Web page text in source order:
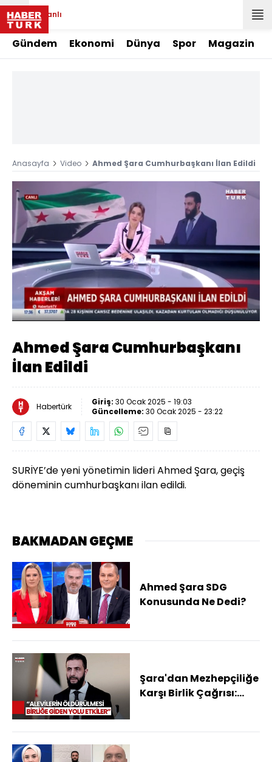
Canlı
Gündem Ekonomi Dünya Spor Magazin
Anasayfa Video Ahmed Şara Cumhurbaşkanı İlan Edildi
Sesi
Aç
Yüklendi:
37.91%
Oynatma
Hızı
Ahmed Şara Cumhurbaşkanı
İlan Edildi
Habertürk Giriş: 30 Ocak 2025 - 19:03
Güncelleme: 30 Ocak 2025 - 23:22
SURİYE’de yeni yönetimin lideri Ahmed Şara, geçiş
döneminin cumhurbaşkanı ilan edildi.
BAKMADAN GEÇME
Ahmed Şara SDG
Konusunda Ne Dedi?
Şara'dan Mezhepçiliğe
Karşı Birlik Çağrısı:
Cezalandırılacak